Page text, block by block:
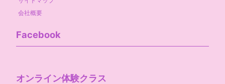
会社概要
Facebook
オンライン体験クラス